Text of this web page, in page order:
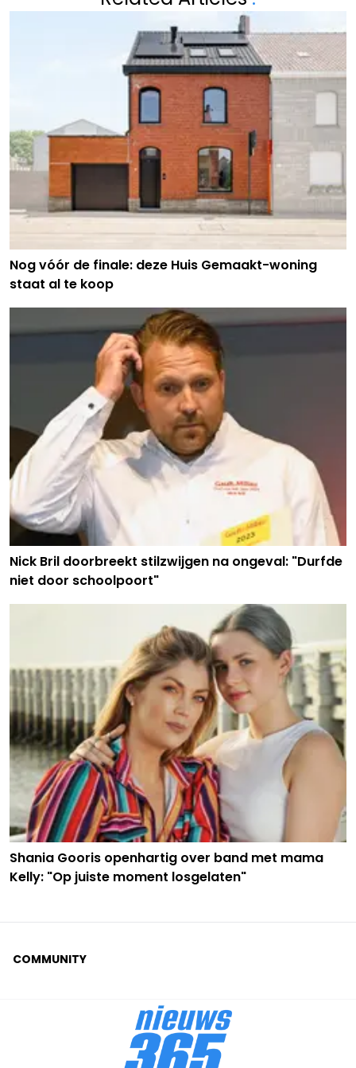
Nog vóór de finale: deze Huis Gemaakt-woning
staat al te koop
Nick Bril doorbreekt stilzwijgen na ongeval: "Durfde
niet door schoolpoort"
Shania Gooris openhartig over band met mama
Kelly: "Op juiste moment losgelaten"
COMMUNITY